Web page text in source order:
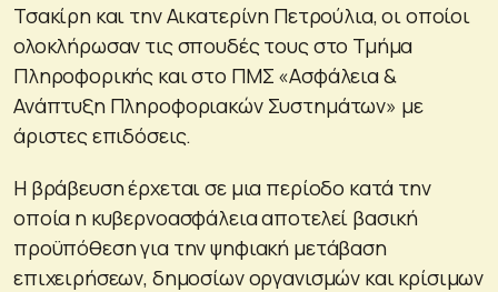
Τσακίρη και την Αικατερίνη Πετρούλια, οι οποίοι
ολοκλήρωσαν τις σπουδές τους στο Τμήμα
Πληροφορικής και στο ΠΜΣ «Ασφάλεια &
Ανάπτυξη Πληροφοριακών Συστημάτων» με
άριστες επιδόσεις.
Η βράβευση έρχεται σε μια περίοδο κατά την
οποία η κυβερνοασφάλεια αποτελεί βασική
προϋπόθεση για την ψηφιακή μετάβαση
επιχειρήσεων, δημοσίων οργανισμών και κρίσιμων